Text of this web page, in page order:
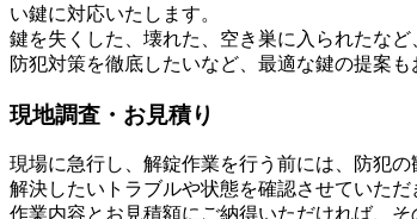
い鍵に対応いたします。
鍵を失くした、壊れた、空き巣に入られたな
防犯対策を徹底したいなど、最適な鍵の提案も
現地調査・お見積り
現場に急行し、解錠作業を行う前には、防犯
解決したいトラブルや状態を確認させていた
作業内容とお見積額にご納得いただければ、そ